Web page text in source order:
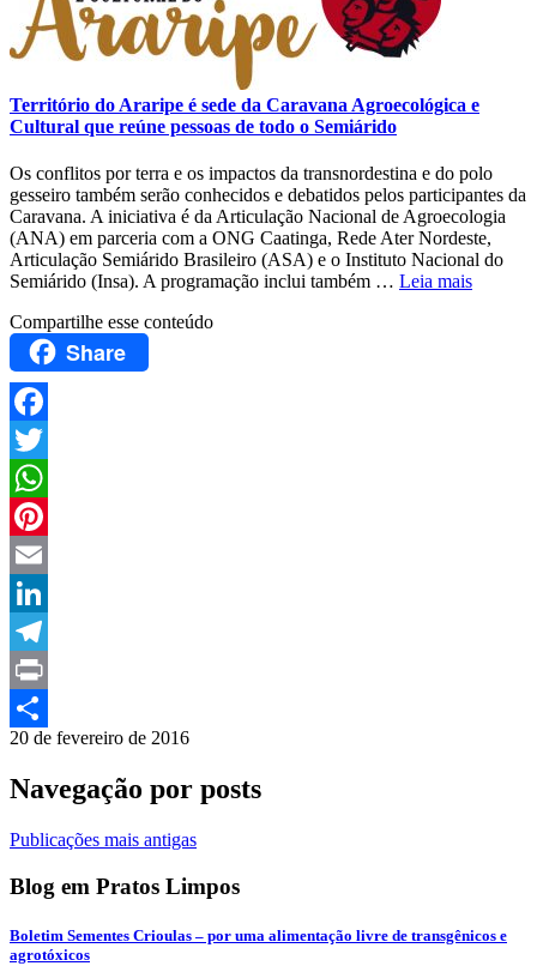
Território do Araripe é sede da Caravana Agroecológica e
Cultural que reúne pessoas de todo o Semiárido
Os conflitos por terra e os impactos da transnordestina e do polo
gesseiro também serão conhecidos e debatidos pelos participantes da
Caravana. A iniciativa é da Articulação Nacional de Agroecologia
(ANA) em parceria com a ONG Caatinga, Rede Ater Nordeste,
Articulação Semiárido Brasileiro (ASA) e o Instituto Nacional do
Semiárido (Insa). A programação inclui também … Leia mais
Compartilhe esse conteúdo
Share
Facebook
Twitter
WhatsApp
Pinterest
Email
LinkedIn
Telegram
Print
Compartilhar
20 de fevereiro de 2016
Navegação por posts
Publicações mais antigas
Blog em Pratos Limpos
Boletim Sementes Crioulas – por uma alimentação livre de transgênicos e
agrotóxicos